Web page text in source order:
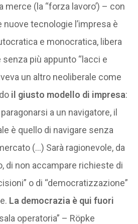
merce (la “forza lavoro’) – con
tecnologie l’impresa è
e monocratica, libera
più appunto “lacci e
un altro neoliberale come
il giusto modello di impresa:
a un navigatore, il
è quello di navigare senza
(…) Sarà ragionevole, da
di non accampare richieste di
o di “democratizzazione”
La democrazia è qui fuori
operatoria” – Röpke